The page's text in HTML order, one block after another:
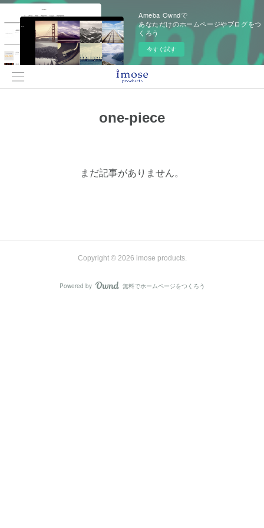
Ameba Owndで
あなただけのホームページやブログをつ
くろう
今すぐ試す
one-piece
まだ記事がありません。
Copyright © 2026 imose products.
Powered by AmebaOwnd
無料でホームページをつくろう